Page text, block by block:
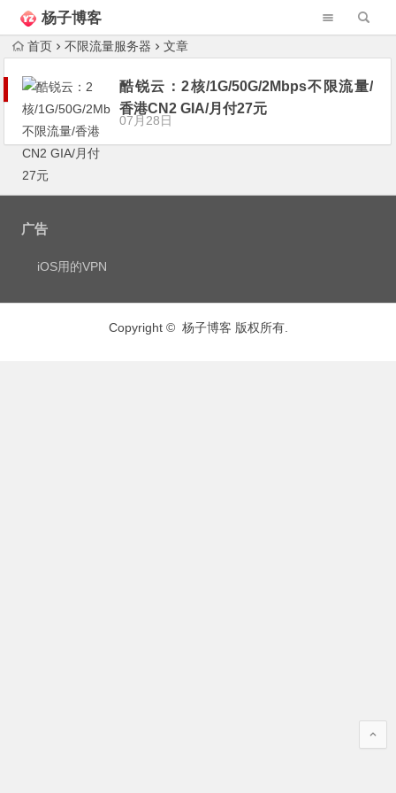
杨子博客
首页 不限流量服务器 文章
酷锐云：2核/1G/50G/2Mbps不限流量/
香港CN2 GIA/月付27元
07月28日
广告
iOS用的VPN
Copyright © 杨子博客 版权所有.